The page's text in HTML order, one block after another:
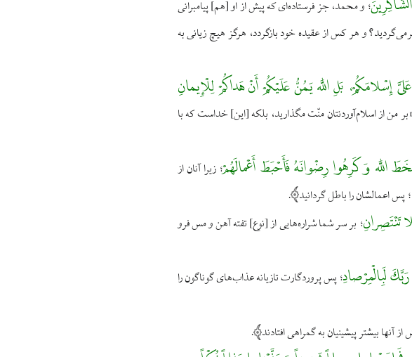
؛ و محمد، جز فرستاده‌اى كه پيش از او [هم‌] پيامبرانى
و هر كس از عقيده خود بازگردد، هرگز هيچ زيانى به
إِسْلامَكُمْ، بَلِ اللَّه يَمُنُّ عَلَيْكُمْ أَنْ هَداكُمْ لِلْإِيمانِ
من از اسلام‌آوردنتان منّت مگذاريد، بلكه [اين‌] خداست كه با
اللَّه وَ كَرِهُوا رِضْوانَهُ فَأَحْبَطَ أَعْمالَهُمْ؛زيرا آنان از
اعمالشان را باطل گردانيد .
تَنْتَصِرانِ؛ بر سر شما شراره‌هايى از [نوع‌] تفته آهن و مس فرو
لَبِالْمِرْصادِ؛پس پروردگارت تازیانه عذاب‌های گوناگون را
آنها بيشتر پيشينيان به گمراهى افتادند .